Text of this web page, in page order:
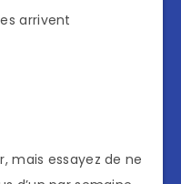
arrivent
mais essayez de ne